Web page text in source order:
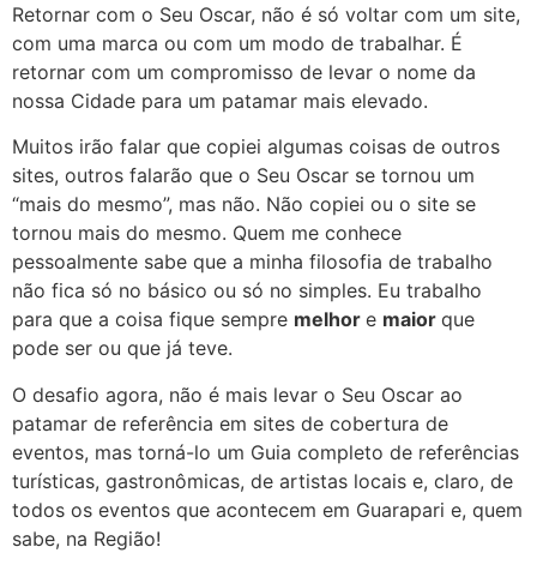
Retornar com o Seu Oscar, não é só voltar com um site,
com uma marca ou com um modo de trabalhar. É
retornar com um compromisso de levar o nome da
nossa Cidade para um patamar mais elevado.
Muitos irão falar que copiei algumas coisas de outros
sites, outros falarão que o Seu Oscar se tornou um
“mais do mesmo”, mas não. Não copiei ou o site se
tornou mais do mesmo. Quem me conhece
pessoalmente sabe que a minha filosofia de trabalho
não fica só no básico ou só no simples. Eu trabalho
para que a coisa fique sempre melhor e maior que
pode ser ou que já teve.
O desafio agora, não é mais levar o Seu Oscar ao
patamar de referência em sites de cobertura de
eventos, mas torná-lo um Guia completo de referências
turísticas, gastronômicas, de artistas locais e, claro, de
todos os eventos que acontecem em Guarapari e, quem
sabe, na Região!